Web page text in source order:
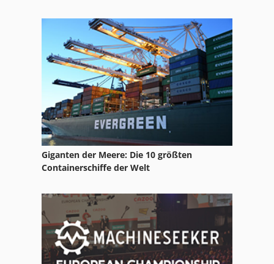
Romania
Widoberg
Giganten der Meere: Die 10 größten
Containerschiffe der Welt